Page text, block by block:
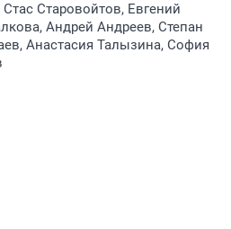
Старовойтов, Евгений
Андрей Андреев, Степан
Анастасия Талызина, София